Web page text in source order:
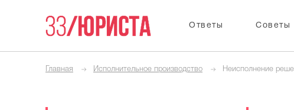
Ответы Советы
Главная Исполнительное производство Неисполнение